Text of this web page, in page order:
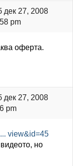
дек 27, 2008
pm
оферта.
дек 27, 2008
pm
view&id=45
но